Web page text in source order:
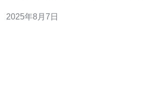
技巧，帮助您在使用越南cn2 vps时获得最佳
2025年8月7日